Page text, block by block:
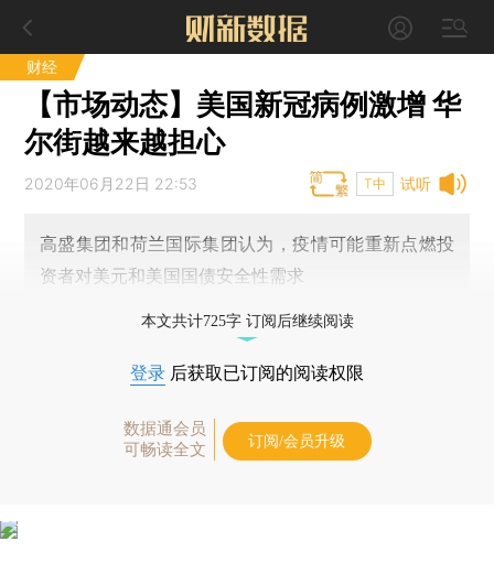
财经
【市场动态】美国新冠病例激增 华
尔街越来越担心
试听
2020年06月22日 22:53 T中
高盛集团和荷兰国际集团认为，疫情可能重新点燃投
资者对美元和美国国债安全性需求
本文共计725字 订阅后继续阅读
登录 后获取已订阅的阅读权限
数据通会员
可畅读全文
订阅/会员升级